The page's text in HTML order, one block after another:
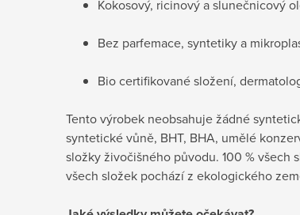
Kokosový, ricinový a slunečnicový
Bez parfemace, syntetiky a
Bio certifikované složení,
Tento výrobek neobsahuje žádné
syntetické vůně, BHT, BHA, umělé
složky živočišného původu. 100 % všech
všech složek pochází z ekologického